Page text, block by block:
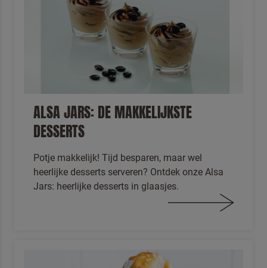
ALSA JARS: DE MAKKELIJKSTE
DESSERTS
Potje makkelijk! Tijd besparen, maar wel
heerlijke desserts serveren? Ontdek onze Alsa
Jars: heerlijke desserts in glaasjes.